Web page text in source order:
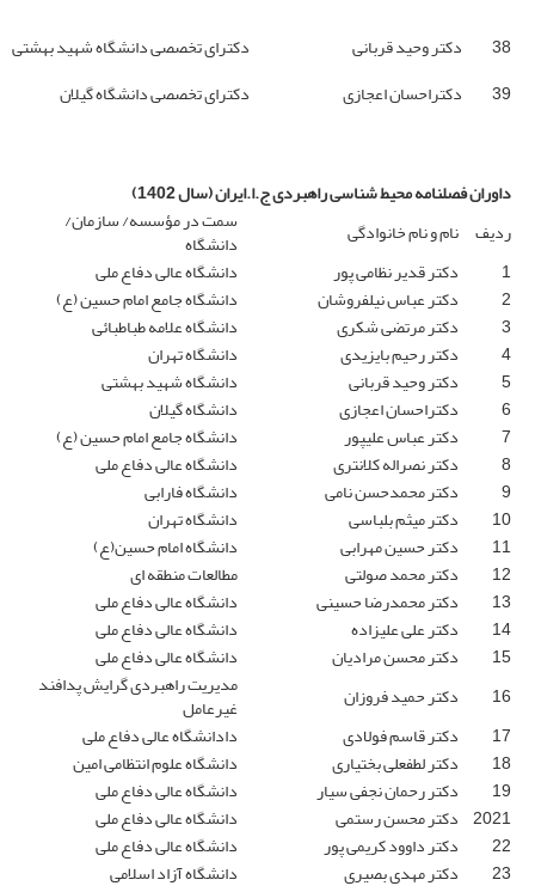
38
دکتر وحید قربانی
دکترای تخصصی دانشگاه شهید بهشتی
39
دکتراحسان اعجازی دکترای تخصصی دانشگاه گیلان
داوران فصلنامه محیط شناسی راهبردی ج.ا.ایران(سال 1402)
ردیف نام و نام خانوادگی سمت در مؤسسه/ سازمان/
دانشگاه
1
دکتر قدیر نظامی پور
دانشگاه عالی دفاع ملی
2
دکتر عباس نیلفروشان
دانشگاه جامع امام حسین (ع)
3
دکتر مرتضی شکری
دانشگاه علامه طباطبائی
4
دکتر رحیم بایزیدی
دانشگاه تهران
5
دکتر وحید قربانی
دانشگاه شهید بهشتی
6
دکتراحسان اعجازی
دانشگاه گیلان
7
دکتر عباس علیپور
دانشگاه جامع امام حسین (ع)
8
دکتر نصراله کلانتری
دانشگاه عالی دفاع ملی
9
دکتر محمدحسن نامی
دانشگاه فارابی
10
دکتر میثم بلباسی
دانشگاه تهران
11
دکتر حسین مهرابی
دانشگاه امام حسین(ع)
12
دکتر محمد صولتی
مطالعات منطقه ای
13
دکتر محمدرضا حسینی
دانشگاه عالی دفاع ملی
14
دکتر علی علیزاده
دانشگاه عالی دفاع ملی
15
دکتر محسن مرادیان
دانشگاه عالی دفاع ملی
16
دکتر حمید فروزان مدیریت راهبردی گرایش پدافند
غیرعامل
17
دکتر قاسم فولادی
دادانشگاه عالی دفاع ملی
18
دکتر لطفعلی بختیاری
دانشگاه علوم انتظامی امین
19
دکتر رحمان نجفی سیار
دانشگاه عالی دفاع ملی
2021 دکتر محسن رستمی
دانشگاه عالی دفاع ملی
22
دکتر داوود کریمی پور
دانشگاه عالی دفاع ملی
23
دکتر مهدی بصیری
دانشگاه آزاد اسلامی